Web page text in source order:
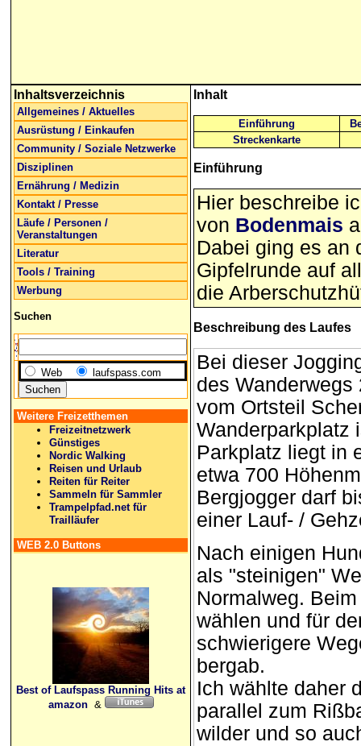
Inhaltsverzeichnis
Allgemeines / Aktuelles
Ausrüstung / Einkaufen
Community / Soziale Netzwerke
Disziplinen
Ernährung / Medizin
Kontakt / Presse
Läufe / Personen /
Veranstaltungen
Literatur
Tools / Training
Werbung
Suchen
Web laufspass.com
Weitere Freizetthemen
Freizeitnetzwerk
Günstiges
Nordic Walking
Reisen und Urlaub
Reiten für Reiter
Sammeln für Sammler
Trampelpfad.net für
Trailläufer
WEB 2.0 Buttons
Best of Laufspass Running Hits at
amazon&
Inhalt
Einführung
Streckenkarte
Einführung
Hier beschreibe
von Bodenmais
Dabei ging es an
Gipfelrunde auf
die
Beschreibung des Laufes
Bei dieser
des
vom Ortsteil
Wanderparkplatz
Parkplatz liegt in
etwa 700
Bergjogger darf
einer Lauf- /
Nach einigen
als "steinigen"
Normalweg.
wählen und für
schwierigere
bergab.
Ich wählte daher
parallel zum
wilder und so